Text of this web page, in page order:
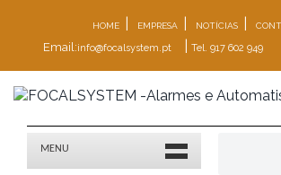
HOME EMPRESA NOTÍCIAS
Email:info@focalsystem.pt Tel. 917 602 949
MENU